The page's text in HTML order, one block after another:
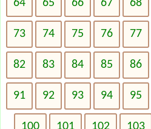
64 65 66 67 68
73 74 75 76 77
82 83 84 85 86
91 92 93 94 95
100 101 102 103